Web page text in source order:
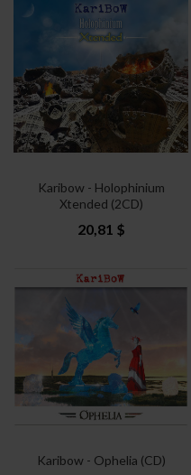
Karibow - Holophinium
Xtended (2CD)
20,81 $
Karibow - Ophelia (CD)